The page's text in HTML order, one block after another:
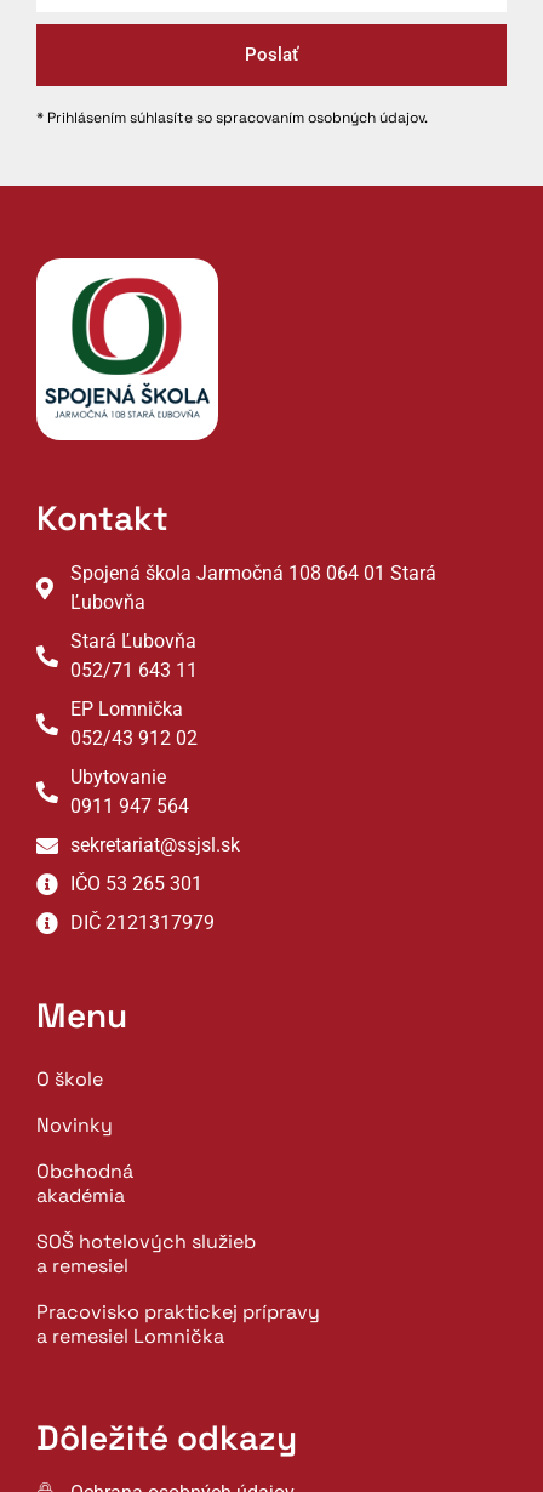
Poslať
* Prihlásením súhlasíte so spracovaním osobných údajov.
Kontakt
Spojená škola Jarmočná 108 064 01 Stará
Ľubovňa
Stará Ľubovňa
052/71 643 11
EP Lomnička
052/43 912 02
Ubytovanie
0911 947 564
sekretariat@ssjsl.sk
IČO 53 265 301
DIČ 2121317979
Menu
O škole
Novinky
Obchodná
akadémia
SOŠ hotelových služieb
a remesiel
Pracovisko praktickej prípravy
a remesiel Lomnička
Dôležité odkazy